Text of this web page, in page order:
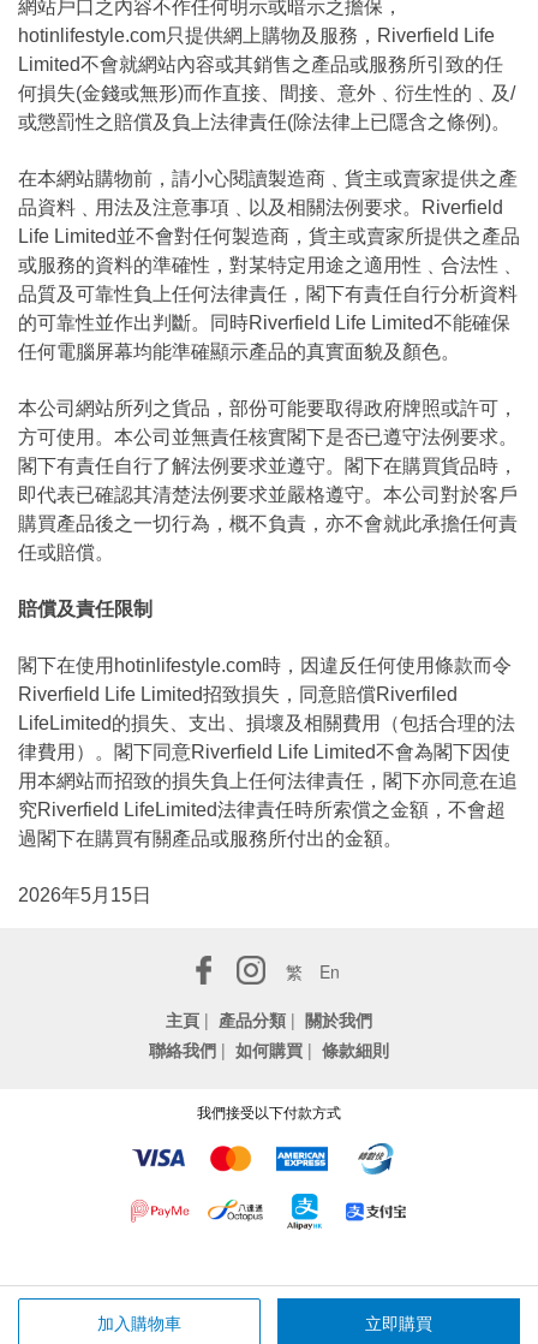
加入購物車 立即購買
網站戶口之內容不作任何明示或暗示之擔保，
hotinlifestyle.com只提供網上購物及服務，Riverfield Life
Limited不會就網站內容或其銷售之產品或服務所引致的任
何損失(金錢或無形)而作直接、間接、意外﹑衍生性的﹑及/
或懲罰性之賠償及負上法律責任(除法律上已隱含之條例)。
在本網站購物前，請小心閱讀製造商﹑貨主或賣家提供之產
品資料﹑用法及注意事項﹑以及相關法例要求。Riverfield
Life Limited並不會對任何製造商，貨主或賣家所提供之產品
或服務的資料的準確性，對某特定用途之適用性﹑合法性﹑
品質及可靠性負上任何法律責任，閣下有責任自行分析資料
的可靠性並作出判斷。同時Riverfield Life Limited不能確保
任何電腦屏幕均能準確顯示產品的真實面貌及顏色。
本公司網站所列之貨品，部份可能要取得政府牌照或許可，
方可使用。本公司並無責任核實閣下是否已遵守法例要求。
閣下有責任自行了解法例要求並遵守。閣下在購買貨品時，
即代表已確認其清楚法例要求並嚴格遵守。本公司對於客戶
購買產品後之一切行為，概不負責，亦不會就此承擔任何責
任或賠償。
賠償及責任限制
閣下在使用hotinlifestyle.com時，因違反任何使用條款而令
Riverfield Life Limited招致損失，同意賠償Riverfiled
LifeLimited的損失、支出、損壞及相關費用（包括合理的法
律費用）。閣下同意Riverfield Life Limited不會為閣下因使
用本網站而招致的損失負上任何法律責任，閣下亦同意在追
究Riverfield LifeLimited法律責任時所索償之金額，不會超
過閣下在購買有關產品或服務所付出的金額。
2026年5月15日
繁
En
主頁 | 產品分類 | 關於我們
聯絡我們 | 如何購買 | 條款細則
我們接受以下付款方式